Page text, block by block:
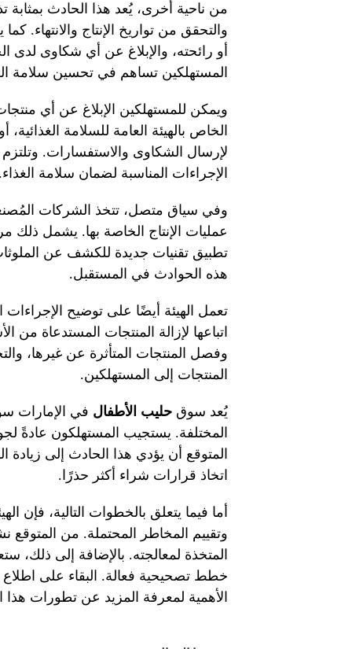
من ناحية أخرى، يُعد هذا الحادث بمثابة
والتحقق من تواريخ الإنتاج والانتهاء.
أو رائحته، والإبلاغ عن أي شكاوى لدى
المستهلكين تساهم في تحسين سلامة
ويمكن للمستهلكين الإبلاغ عن أي
الخاص بالهيئة العامة للسلامة
لإرسال الشكاوى والاستفسارات. وتلتزم
الإجراءات المناسبة لضمان سلامة الغذاء.
وفي سياق متصل، تتخذ الشركات
عمليات الإنتاج الخاصة بها. يشمل ذلك
تطبيق تقنيات جديدة للكشف عن
هذه الحوادث في المستقبل.
تعمل الهيئة أيضًا على توضيح
اتباعها لإزالة المنتجات المستدعاة من
وفصل المنتجات المتأثرة عن غيرها،
المنتجات إلى المستهلكين.
يُعد سوق حليب الأطفال في الإمارات
المختلفة. يستجيب المستهلكون عادةً
المتوقع أن يؤدي هذا الحادث إلى زيادة
اتخاذ قرارات شراء أكثر حذرًا.
أما فيما يتعلق بالخطوات التالية، فإن
وتقييم المخاطر المحتملة. من
المتخذة لمعالجته. بالإضافة إلى ذلك،
خطط تصحيحية فعالة. البقاء على اطلاع
الأهمية لمعرفة المزيد عن تطورات هذا